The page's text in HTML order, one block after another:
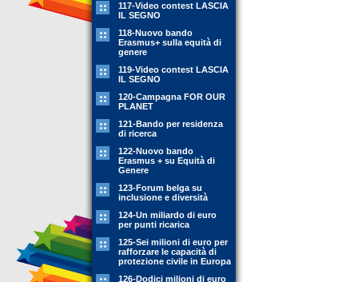
117-Video contest LASCIA
IL SEGNO
118-Nuovo bando
Erasmus+ sulla equità di
genere
119-Video contest LASCIA
IL SEGNO
120-Campagna FOR OUR
PLANET
121-Bando per residenza
di ricerca
122-Nuovo bando
Erasmus + su Equità di
Genere
123-Forum belga su
inclusione e diversità
124-Un miliardo di euro
per punti ricarica
125-Sei milioni di euro per
rafforzare le capacità di
protezione civile in Europa
126-Dodici milioni di euro